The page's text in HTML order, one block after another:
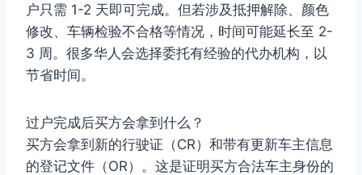
户只需 1-2 天即可完成。但若涉及抵押解除、颜色
修改、车辆检验不合格等情况，时间可能延长至 2-
3 周。很多华人会选择委托有经验的代办机构，以
节省时间。
过户完成后买方会拿到什么？
买方会拿到新的行驶证（CR）和带有更新车主信息
的登记文件（OR）。这是证明买方合法车主身份的